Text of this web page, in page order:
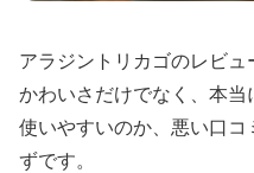
アラジントリカゴのレビ
かわいさだけでなく、本
使いやすいのか、悪い口
ずです。